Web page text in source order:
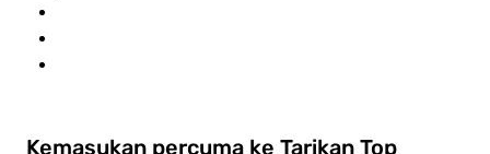
Kemasukan percuma ke Tarikan Top